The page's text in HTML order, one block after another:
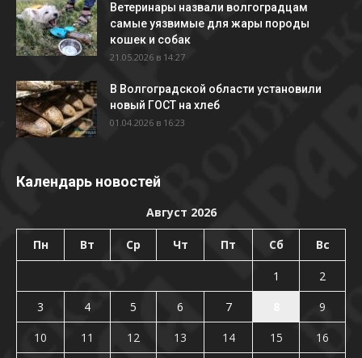
Ветеринары назвали волгоградцам
самые уязвимые для жары породы
кошек и собак
21.05.2026 в 14:27
В Волгоградской области установили
новый ГОСТ на хлеб
01.04.2026 в 16:23
Календарь новостей
Август 2026
Пн Вт Ср Чт Пт Сб Вс
1
2
3
4 5 6 7
9
10
11 12 13 14 15
16